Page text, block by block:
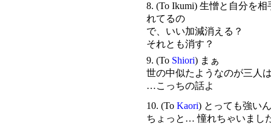
8. (To Ikumi) 生憎と自分を
れてるの
で、いい加減消える？
それとも消す？
9. (To Shiori) まぁ
世の中似たようなのが三人
…こっちの話よ
10. (To Kaori) とっても強い
ちょっと… 憧れちゃいまし